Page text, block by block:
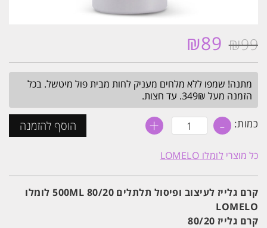
₪99
המחיר
היה:
₪99.
₪89
הוא:
₪89.
מתנה! שמפו ללא מלחים מעניק לחות מבית פול מיטשל. בכל
הזמנה מעל 349₪. עד חצות.
כמות: - כמות
של
גלייז
לעיצוב
תלתלים
80/20
500ML
LOMELO
+ הוסף להזמנה
כל מוצרי לומלו LOMELO
קרם גלייז לעיצוב ופיסול תלתלים 80/20 500ML לומלו
LOMELO
קרם גלייז 80/20